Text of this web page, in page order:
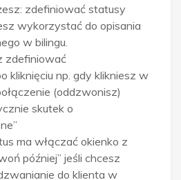
zdefiniować statusy
wykorzystać do opisania
w bilingu.
zdefiniować
kliknięciu np. gdy klikniesz w
(oddzwonisz)
skutek o
ma włączać okienko z
później” jeśli chcesz
do klienta w